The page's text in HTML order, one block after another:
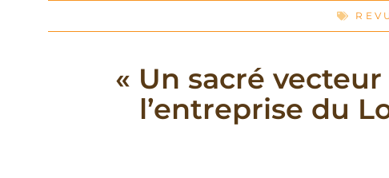
« Un sacré
l’entreprise du